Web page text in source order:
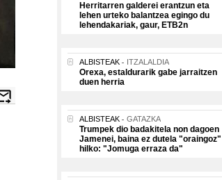
Herritarren galderei erantzun eta
lehen urteko balantzea egingo du
lehendakariak, gaur, ETB2n
ALBISTEAK ITZALALDIA
Orexa, estaldurarik gabe jarraitzen
duen herria
ALBISTEAK GATAZKA
Trumpek dio badakitela non dagoen
Jamenei, baina ez dutela "oraingoz"
hilko: "Jomuga erraza da"